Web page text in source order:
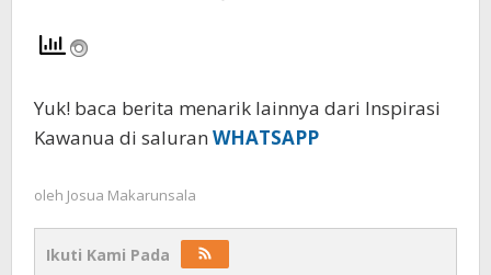
Yuk! baca berita menarik lainnya dari Inspirasi
Kawanua di saluran WHATSAPP
oleh Josua Makarunsala
Ikuti Kami Pada